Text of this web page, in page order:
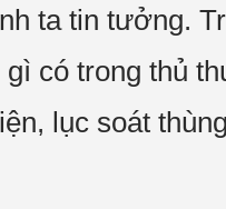
ta tin tưởng.
có trong thủ
lục soát